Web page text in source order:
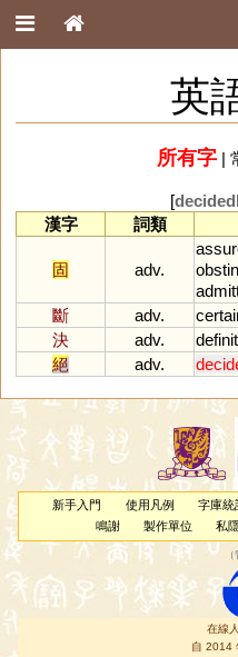
英
所有字|
[
漢字
詞類
固 adv.
斷
adv.
決
adv.
絕
adv.
新手入門 使用凡例 字庫統
鳴謝
製作單位 私
（
在線
自 2014